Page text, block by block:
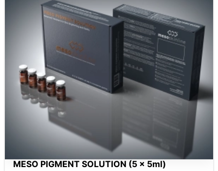
MESO PIGMENT SOLUTION (5 x 5ml)